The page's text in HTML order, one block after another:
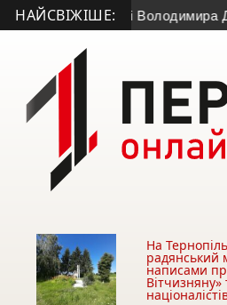
НАЙСВІЖІШЕ:
пам’яті Володимира Дроня
На
радянський
написами